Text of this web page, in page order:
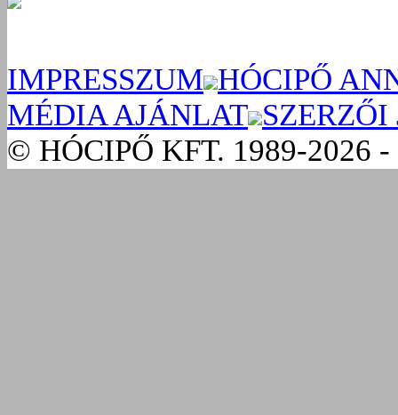
IMPRESSZUM HÓCIPŐ
MÉDIA AJÁNLAT SZERZŐI
© HÓCIPŐ KFT. 1989-2026